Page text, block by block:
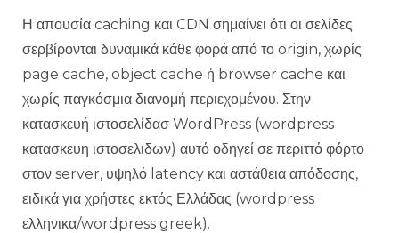
Η απουσία caching και CDN σημαίνει ότι οι σελίδες
σερβίρονται δυναμικά κάθε φορά από το origin, χωρίς
page cache, object cache ή browser cache και
χωρίς παγκόσμια διανομή περιεχομένου. Στην
κατασκευή ιστοσελίδασ WordPress (wordpress
κατασκευη ιστοσελιδων) αυτό οδηγεί σε περιττό φόρτο
στον server, υψηλό latency και αστάθεια απόδοσης,
ειδικά για χρήστες εκτός Ελλάδας (wordpress
ελληνικα/wordpress greek).